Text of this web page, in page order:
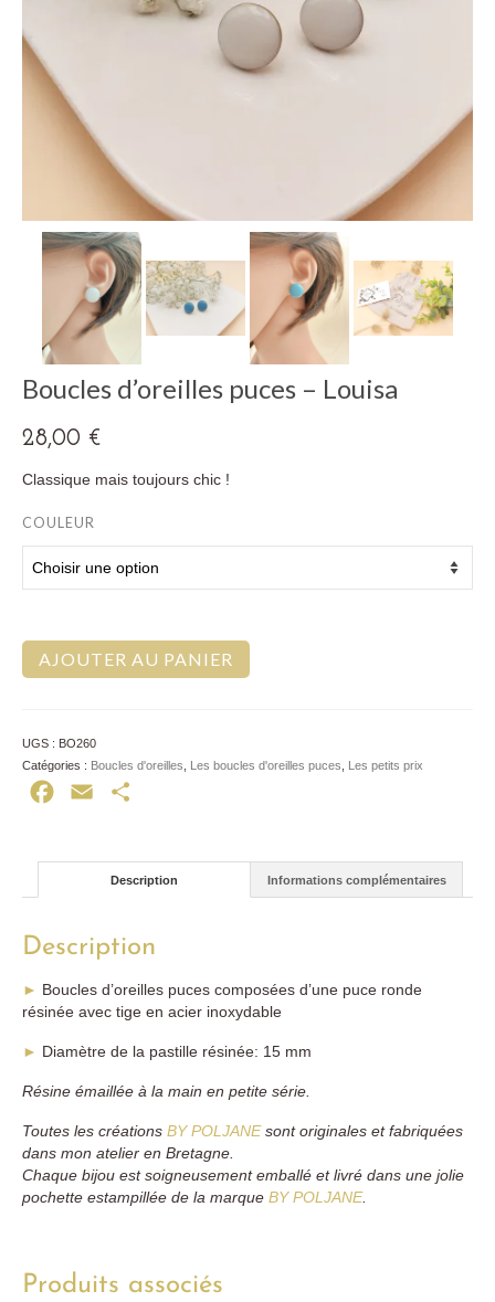
Boucles d’oreilles puces – Louisa
28,00 €
Classique mais toujours chic !
COULEUR
AJOUTER AU PANIER
UGS : BO260
Catégories : Boucles d'oreilles Les boucles d'oreilles puces Les petits prix
Facebook
Email
Description Informations complémentaires
Description
► Boucles d’oreilles puces composées d’une puce ronde
résinée avec tige en acier inoxydable
► Diamètre de la pastille résinée: 15 mm
Résine émaillée à la main en petite série.
Toutes les créations BY POLJANEsont originales et fabriquées
dans mon atelier en Bretagne.
Chaque bijou est soigneusement emballé et livré dans une jolie
pochette estampillée de la marque BY POLJANE.
Produits associés